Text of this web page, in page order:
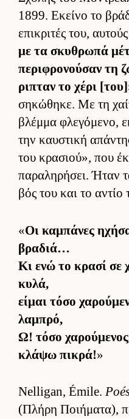
1899. Εκείνο το
επικριτές του,
με τα σκυθρωπά
περιφρονού­σαν τη
ριπταν το χέρι [του]
σηκώθηκε. Με τη
βλέμμα φλεγόμενο,
την καυ­στική
του κρασιού», που
παραληρήσει. Ήταν
βός του και το αντίο
«Οι καμπάνες
βραδιά…
Κι ενώ το κρασί σε
κυλά,
εί­μαι τόσο
λαμπρό,
Ω! τόσο
κλάψω πικρά!»
Nelligan, Émile.
(Πλήρη Ποι­ήματα),